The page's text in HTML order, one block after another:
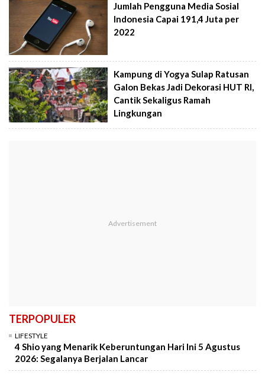
Jumlah Pengguna Media Sosial
Indonesia Capai 191,4 Juta per
2022
Kampung di Yogya Sulap Ratusan
Galon Bekas Jadi Dekorasi HUT RI,
Cantik Sekaligus Ramah
Lingkungan
TERPOPULER
LIFESTYLE
4 Shio yang Menarik Keberuntungan Hari Ini 5 Agustus
2026: Segalanya Berjalan Lancar